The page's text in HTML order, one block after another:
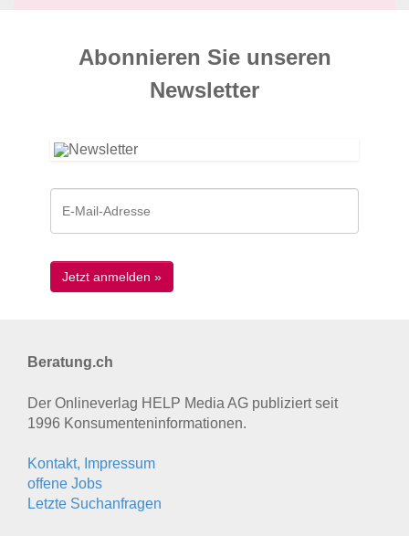
Abonnieren Sie unseren
News­letter
Beratung.ch
Der Onlineverlag HELP Media AG publiziert seit
1996 Konsumenten­informationen.
Kontakt, Impressum
offene Jobs
Letzte Suchanfragen